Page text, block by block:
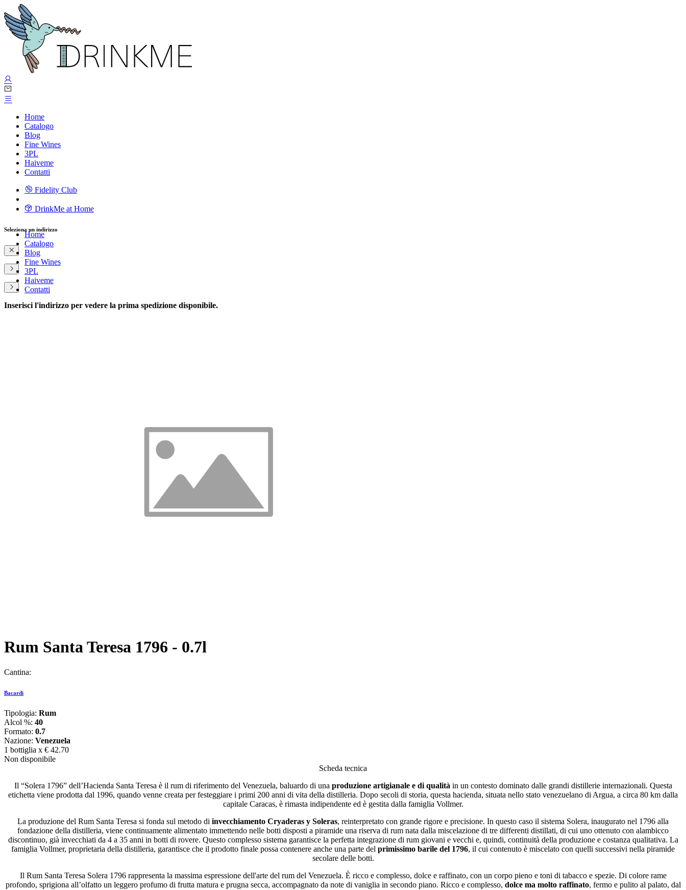
Home
Catalogo
Blog
Fine Wines
3PL
Haiveme
Contatti
Fidelity Club
DrinkMe at Home
Home
Catalogo
Blog
Fine Wines
3PL
Haiveme
Contatti
Seleziona un indirizzo
Inserisci l'indirizzo per vedere la prima spedizione disponibile.
Rum Santa Teresa 1796 - 0.7l
Cantina:
Bacardi
Tipologia: Rum
Alcol %: 40
Formato: 0.7
Nazione: Venezuela
1 bottiglia x € 42.70
Non disponibile
Scheda tecnica
Il “Solera 1796” dell’Hacienda Santa Teresa è il rum di riferimento del Venezuela, baluardo di una produzione artigianale e di qualità in un contesto dominato dalle grandi distillerie internazionali. Questa
etichetta viene prodotta dal 1996, quando venne creata per festeggiare i primi 200 anni di vita della distilleria. Dopo secoli di storia, questa hacienda, situata nello stato venezuelano di Argua, a circa 80 km dalla
capitale Caracas, è rimasta indipendente ed è gestita dalla famiglia Vollmer.
La produzione del Rum Santa Teresa si fonda sul metodo di invecchiamento Cryaderas y Soleras, reinterpretato con grande rigore e precisione. In questo caso il sistema Solera, inaugurato nel 1796 alla
fondazione della distilleria, viene continuamente alimentato immettendo nelle botti disposti a piramide una riserva di rum nata dalla miscelazione di tre differenti distillati, di cui uno ottenuto con alambicco
discontinuo, già invecchiati da 4 a 35 anni in botti di rovere. Questo complesso sistema garantisce la perfetta integrazione di rum giovani e vecchi e, quindi, continuità della produzione e costanza qualitativa. La
famiglia Vollmer, proprietaria della distilleria, garantisce che il prodotto finale possa contenere anche una parte del primissimo barile del 1796, il cui contenuto è miscelato con quelli successivi nella piramide
secolare delle botti.
Il Rum Santa Teresa Solera 1796 rappresenta la massima espressione dell'arte del rum del Venezuela. È ricco e complesso, dolce e raffinato, con un corpo pieno e toni di tabacco e spezie. Di colore rame
profondo, sprigiona all’olfatto un leggero profumo di frutta matura e prugna secca, accompagnato da note di vaniglia in secondo piano. Ricco e complesso, dolce ma molto raffinato, fermo e pulito al palato, dal